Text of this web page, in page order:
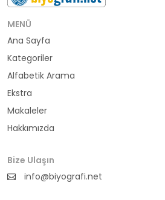
bürokrat
büyükelçi
cumhurbaşkanı
din adamı
doktor
fotoğrafçı
MENÜ
Ana Sayfa
Kategoriler
Alfabetik Arama
Ekstra
Makaleler
Hakkımızda
Bize Ulaşın
info@biyografi.net